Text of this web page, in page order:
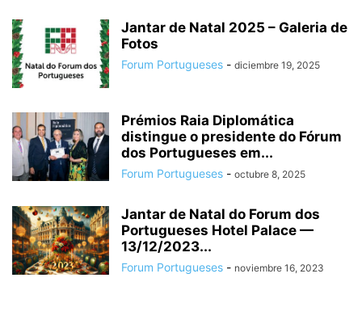
Jantar de Natal 2025 – Galeria de
Fotos
Forum Portugueses - diciembre 19, 2025
Prémios Raia Diplomática
distingue o presidente do Fórum
dos Portugueses em...
Forum Portugueses - octubre 8, 2025
Jantar de Natal do Forum dos
Portugueses Hotel Palace —
13/12/2023...
Forum Portugueses - noviembre 16, 2023